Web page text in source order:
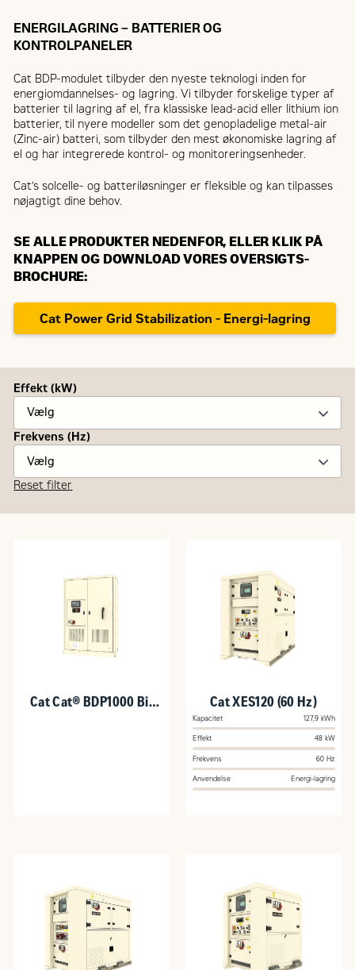
ENERGILAGRING – BATTERIER OG
KONTROLPANELER
Cat BDP-modulet tilbyder den nyeste teknologi inden for
energiomdannelses- og lagring. Vi tilbyder forskelige typer af
batterier til lagring af el, fra klassiske lead-acid eller lithium ion
batterier, til nyere modeller som det genopladelige metal-air
(Zinc-air) batteri, som tilbyder den mest økonomiske lagring af
el og har integrerede kontrol- og monitoreringsenheder.
Cat’s solcelle- og batteriløsninger er fleksible og kan tilpasses
nøjagtigt dine behov.
SE ALLE PRODUKTER NEDENFOR, ELLER KLIK PÅ
KNAPPEN OG DOWNLOAD VORES OVERSIGTS-
BROCHURE:
Cat Power Grid Stabilization - Energi-lagring
Effekt (kW)
Frekvens (Hz)
Reset filter
Cat Cat® BDP1000 Bi-
Cat XES120 (60 Hz)
Kapacitet 127,9 kWh
Effekt 48 kW
Frekvens 60 Hz
Anvendelse Energi-lagring